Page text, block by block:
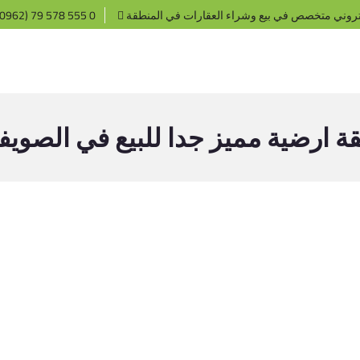
79 578 555 0 متخصص في بيع وشراء العقارات في المنطقة
ارضية مميز جدا للبيع في